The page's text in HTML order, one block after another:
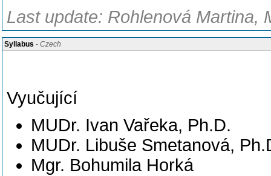
Last update: Rohlenová Martina,
Syllabus - Czech
Vyučující
MUDr. Ivan Vařeka, Ph.D.
MUDr. Libuše Smetanová,
Mgr. Bohumila Horká